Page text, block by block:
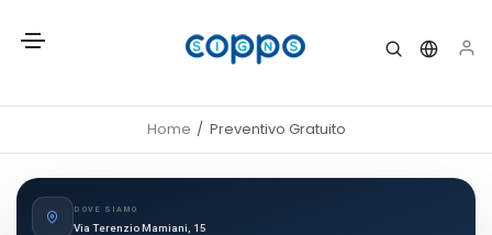
Home Preventivo Gratuito
DOVE SIAMO
Via Terenzio Mamiani, 15